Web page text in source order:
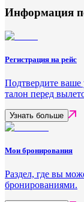
Информация
Регистрация на рейс
Подтвердите ваше
талон перед
Узнать больше
Мои бронирования
Раздел, где вы
бронированиями.